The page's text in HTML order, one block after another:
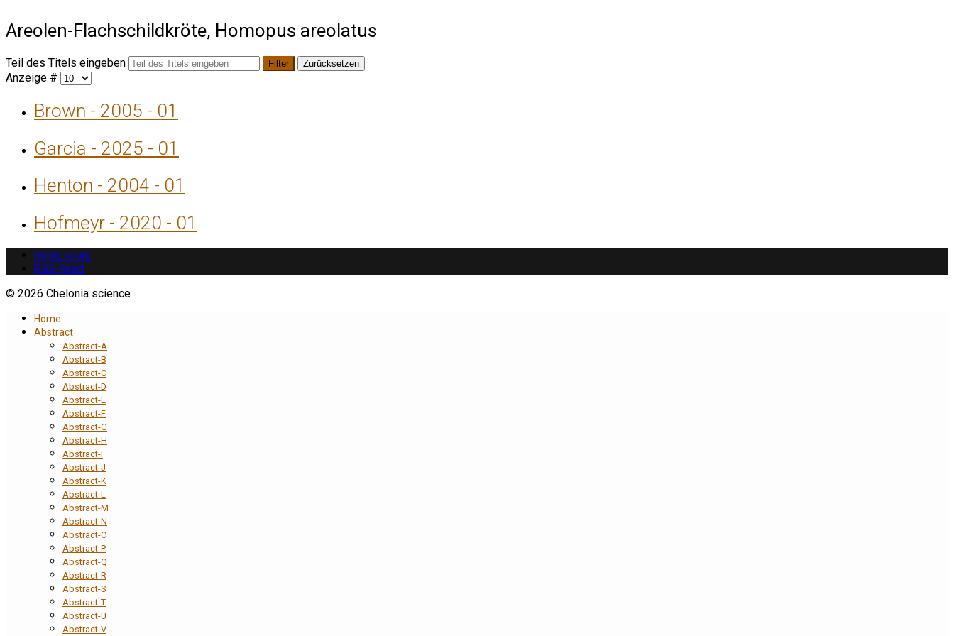
Areolen-Flachschildkröte, Homopus areolatus
Teil des Titels eingeben Filter Zurücksetzen
Anzeige #
Brown - 2005 - 01
Garcia - 2025 - 01
Henton - 2004 - 01
Hofmeyr - 2020 - 01
Impressum
RSS Feed
© 2026 Chelonia science
Home
Abstract
Abstract-A
Abstract-B
Abstract-C
Abstract-D
Abstract-E
Abstract-F
Abstract-G
Abstract-H
Abstract-I
Abstract-J
Abstract-K
Abstract-L
Abstract-M
Abstract-N
Abstract-O
Abstract-P
Abstract-Q
Abstract-R
Abstract-S
Abstract-T
Abstract-U
Abstract-V